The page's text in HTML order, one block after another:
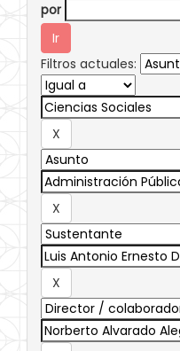
por
Filtros actuales: